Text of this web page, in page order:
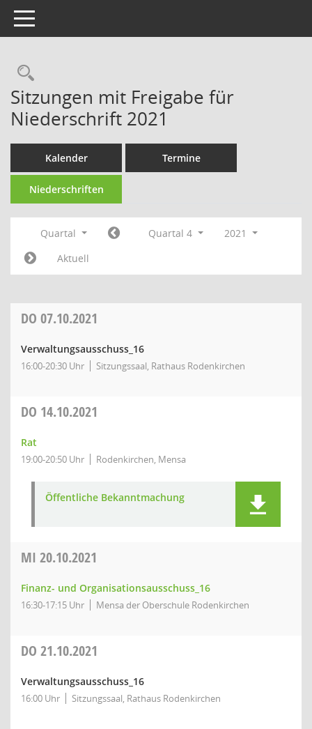
Toggle navigation
Rechercheauswahl
Sitzungen mit Freigabe für
Niederschrift 2021
Kalender Termine
Niederschriften
Quartal Quartal 4
2021
Aktuell
DO 07.10.2021
Verwaltungsausschuss_16
16:00-20:30 Uhr Sitzungssaal, Rathaus Rodenkirchen
DO 14.10.2021
Rat
19:00-20:50 Uhr Rodenkirchen, Mensa
Öffentliche Bekanntmachung
MI 20.10.2021
Finanz- und Organisationsausschuss_16
16:30-17:15 Uhr Mensa der Oberschule Rodenkirchen
DO 21.10.2021
Verwaltungsausschuss_16
16:00 Uhr Sitzungssaal, Rathaus Rodenkirchen